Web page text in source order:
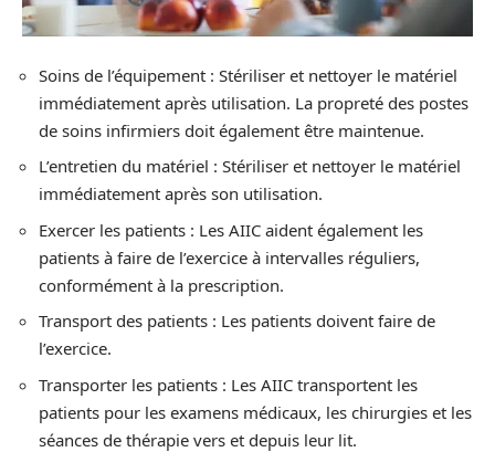
Soins de l’équipement : Stériliser et nettoyer le matériel
immédiatement après utilisation. La propreté des postes
de soins infirmiers doit également être maintenue.
L’entretien du matériel : Stériliser et nettoyer le matériel
immédiatement après son utilisation.
Exercer les patients : Les AIIC aident également les
patients à faire de l’exercice à intervalles réguliers,
conformément à la prescription.
Transport des patients : Les patients doivent faire de
l’exercice.
Transporter les patients : Les AIIC transportent les
patients pour les examens médicaux, les chirurgies et les
séances de thérapie vers et depuis leur lit.